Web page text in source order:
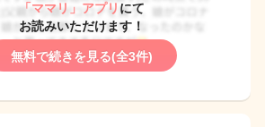
「ママリ」アプリ にて
お読みいただけます！
無料で続きを見る(全3件)